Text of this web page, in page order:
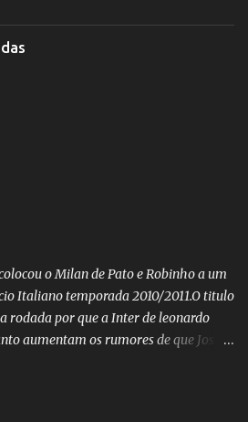
o Milan de Pato e Robinho a um
Italiano temporada 2010/2011.O titulo
rodada por que a Inter de leonardo
aumentam os rumores de que Jos
virtual campeao. ;